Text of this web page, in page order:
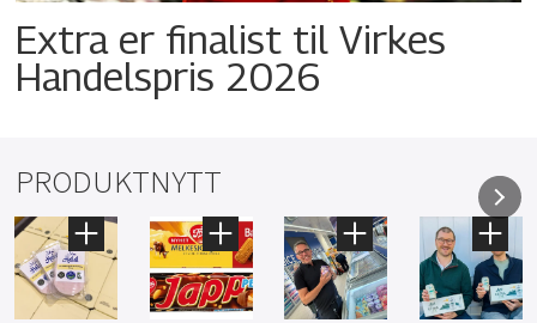
Extra er finalist til Virkes
Handelspris 2026
PRODUKTNYTT